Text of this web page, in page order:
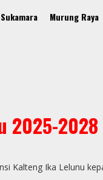
Sukamara Murung Raya
2025-2028
Kalteng Ika Lelunu